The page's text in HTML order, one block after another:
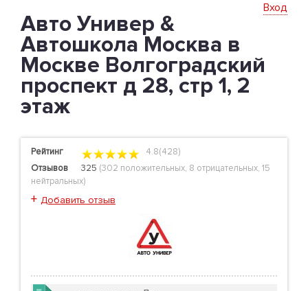
Вход
Авто Универ &
Автошкола Москва в
Москве Волгоградский
проспект д 28, стр 1, 2
этаж
Рейтинг
4.8(428)
Отзывов
325 (302 положительных, 8 отрицательных, 15
нейтральных)
+ Добавить отзыв